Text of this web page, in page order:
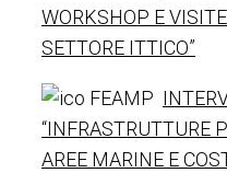
WORKSHOP E
SETTORE ITTICO”
“INFRASTRUTTURE
AREE MARINE E